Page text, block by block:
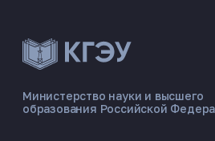
ЭНЕРГОКОД —
📋
Министерство науки и высшего
образования Российской